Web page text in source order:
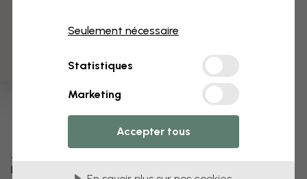
Modifiez votre papier peint
Notre équipe de conception peut modifier n’importe
Seulement nécessaire
Statistiques
Marketing
Accepter tous